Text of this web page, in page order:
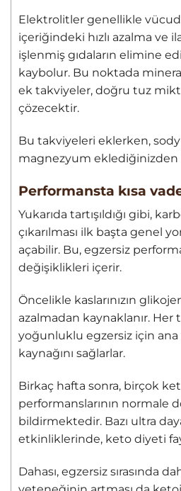
Elektrolitler genellikle
içeriğindeki hızlı azalma ve
işlenmiş gıdaların elimine
kaybolur. Bu noktada
ek takviyeler, doğru tuz
çözecektir.
Bu takviyeleri eklerken,
magnezyum eklediğinizden
Performansta kısa
Yukarıda tartışıldığı gibi,
çıkarılması ilk başta genel
açabilir. Bu, egzersiz
değişiklikleri içerir.
Öncelikle kaslarınızın
azalmadan kaynaklanır.
yoğunluklu egzersiz için ana
kaynağını sağlarlar.
Birkaç hafta sonra, birçok
performanslarının normale
bildirmektedir. Bazı ultra
etkinliklerinde, keto diyeti
Dahası, egzersiz sırasında